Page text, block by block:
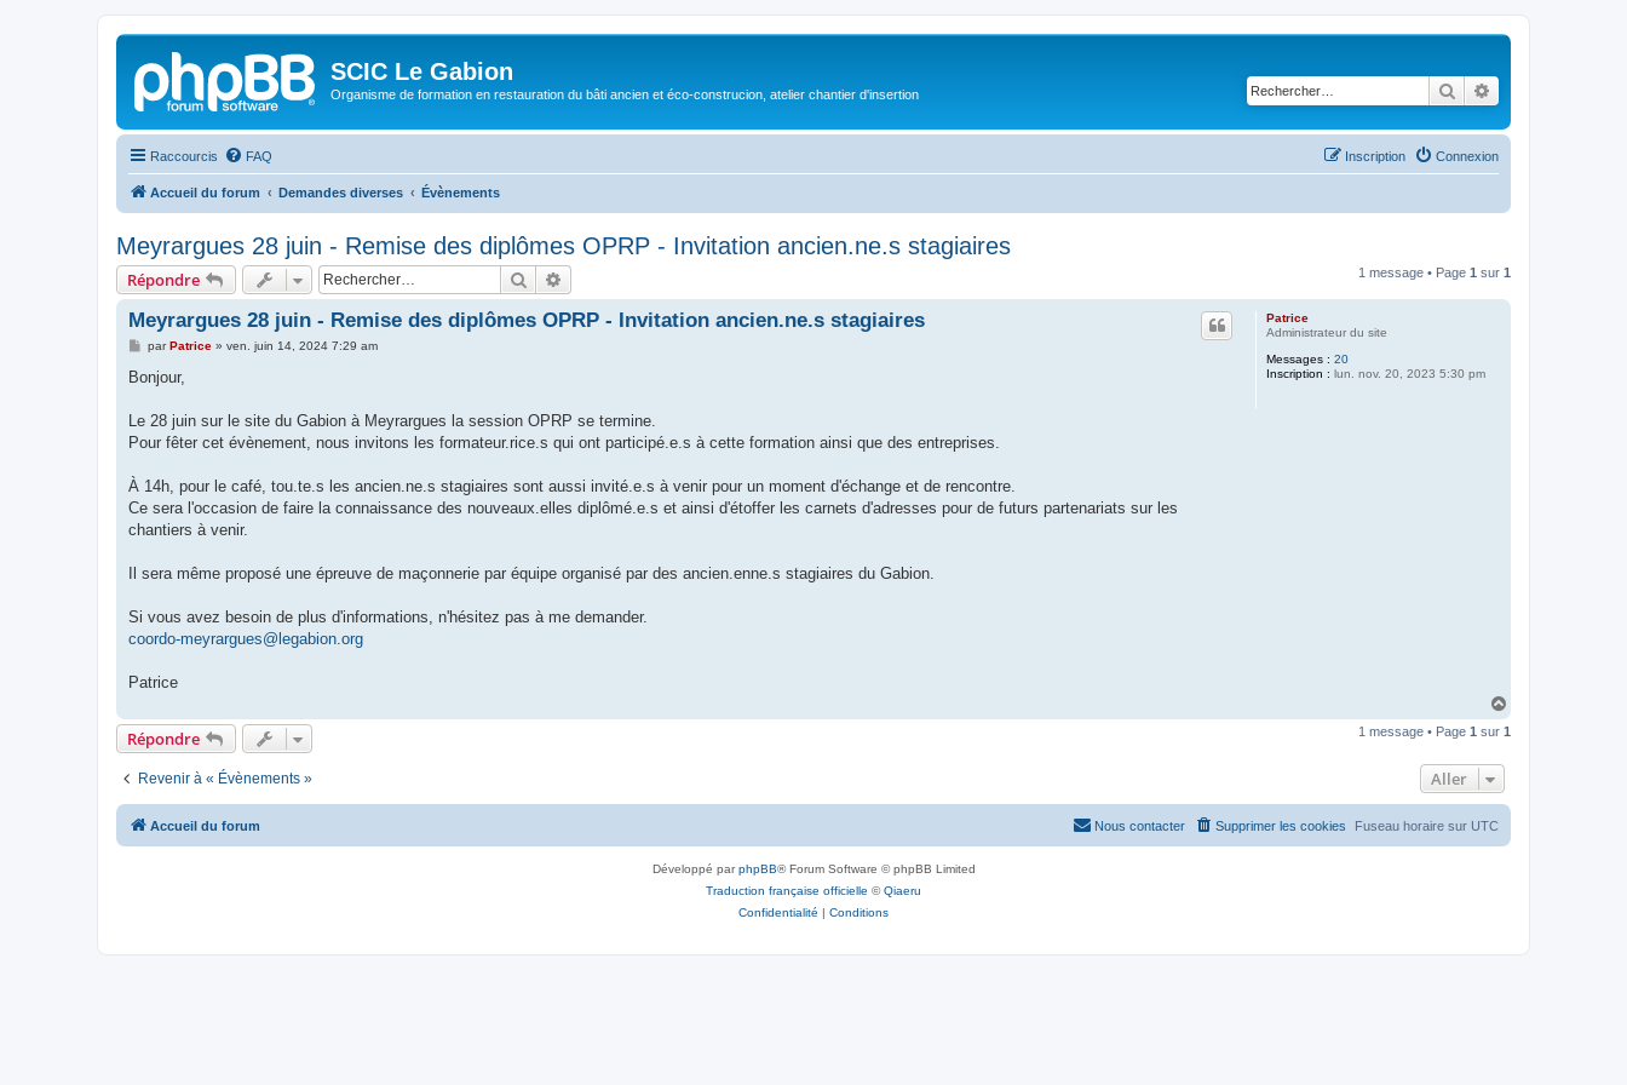
SCIC Le Gabion
Organisme de formation en restauration du bâti ancien et éco-construcion, atelier chantier d'insertion Rechercher
Raccourcis FAQ Connexion
Inscription
Accueil du forum Demandes diverses Évènements
Meyrargues 28 juin - Remise des diplômes OPRP - Invitation ancien.ne.s stagiaires
Répondre Rechercher 1 message • Page 1 sur 1
Patrice
Administrateur du site
Messages : 20
Inscription : lun. nov. 20, 2023 5:30 pm
Meyrargues 28 juin - Remise des diplômes OPRP - Invitation ancien.ne.s stagiaires
M
s
g
parPatrice» ven. juin 14, 2024 7:29 am
Bonjour,
Le 28 juin sur le site du Gabion à Meyrargues la session OPRP se termine.
Pour fêter cet évènement, nous invitons les formateur.rice.s qui ont participé.e.s à cette formation ainsi que des entreprises.
À 14h, pour le café, tou.te.s les ancien.ne.s stagiaires sont aussi invité.e.s à venir pour un moment d'échange et de rencontre.
Ce sera l'occasion de faire la connaissance des nouveaux.elles diplômé.e.s et ainsi d'étoffer les carnets d'adresses pour de futurs partenariats sur les
chantiers à venir.
Il sera même proposé une épreuve de maçonnerie par équipe organisé par des ancien.enne.s stagiaires du Gabion.
Si vous avez besoin de plus d'informations, n'hésitez pas à me demander.
coordo-meyrargues@legabion.org
Patrice
u
Répondre 1 message • Page 1 sur 1
Revenir à « Évènements » Aller
Accueil du forum Fuseau horaire sur UTC
Supprimer les cookies
Nous contacter
Développé parphpBB® Forum Software © phpBB Limited
Traduction française officielle ©Qiaeru
Confidentialité | Conditions